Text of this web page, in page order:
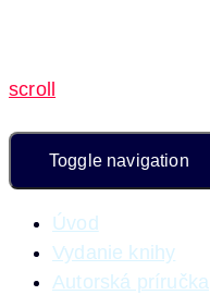
scroll
Toggle navigation
Úvod
Vydanie knihy
Autorská príručka